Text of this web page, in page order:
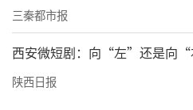
音乐教育中心青年教师
《午夜萨克斯》、王
《心脏》、曹耿献和李
睿的古琴独奏《流水》
三秦都市报
西安微短剧：向“左”还是向
陕西日报